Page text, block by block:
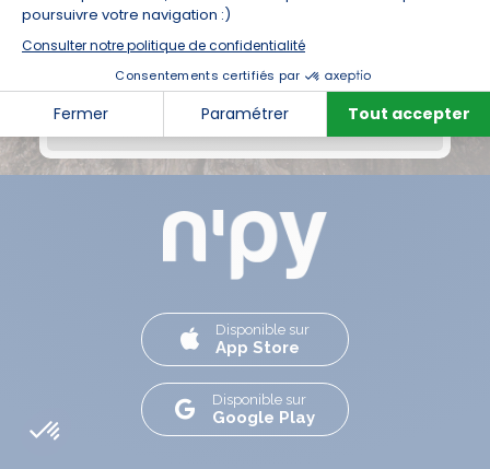
Personnes
Rechercher
Disponible sur
App Store
Disponible sur
Google Play